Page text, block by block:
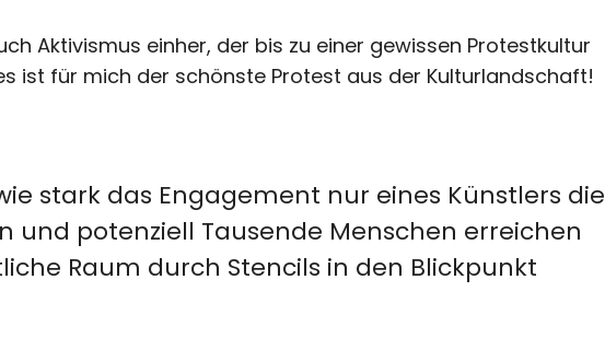
Aktivismus einher, der bis zu einer gewissen Protestkultur
ist für mich der schönste Protest aus der Kulturlandschaft!
stark das Engagement nur eines Künstlers die
und potenziell Tausende Menschen erreichen
Raum durch Stencils in den Blickpunkt